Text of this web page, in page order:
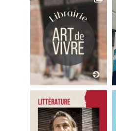
Michel Plasson retrouve
Toulouse pour un concert
exceptionnel
5 juillet 2026